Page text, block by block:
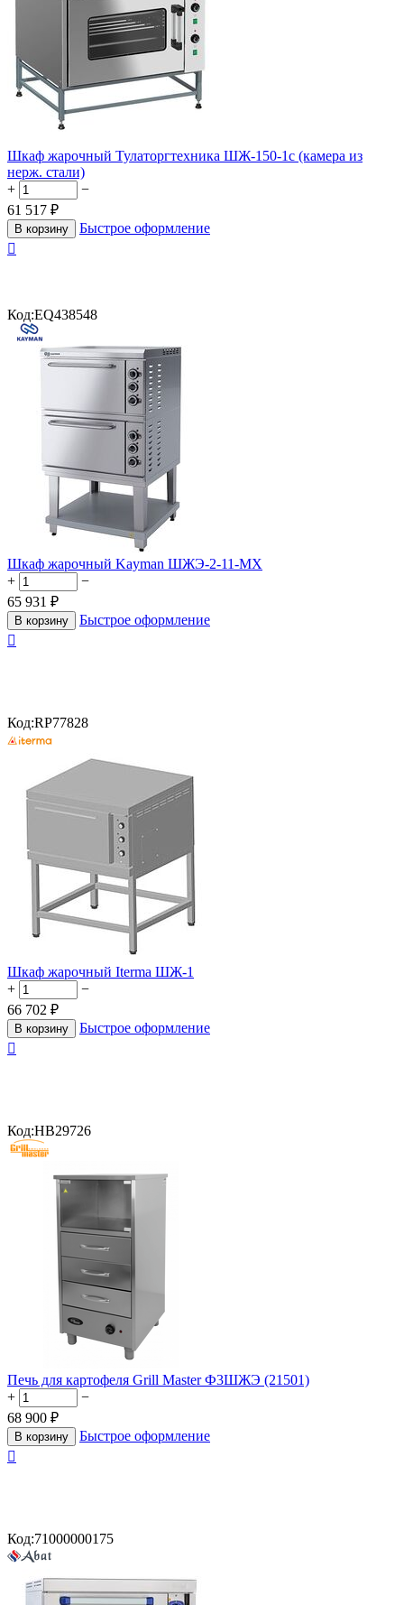
Шкаф жарочный Тулаторгтехника ШЖ-150-1с (камера из
нерж. стали)
+
−
61 517 ₽
В корзину
Быстрое оформление

Код:EQ438548
Шкаф жарочный Kayman ШЖЭ-2-11-МХ
+
−
65 931 ₽
В корзину
Быстрое оформление

Код:RP77828
Шкаф жарочный Iterma ШЖ-1
+
−
66 702 ₽
В корзину
Быстрое оформление

Код:HB29726
Печь для картофеля Grill Master Ф3ШЖЭ (21501)
+
−
68 900 ₽
В корзину
Быстрое оформление

Код:71000000175